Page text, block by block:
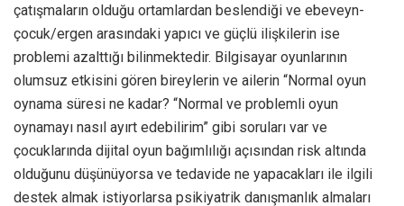
çatışmaların olduğu ortamlardan beslendiği ve ebeveyn-
çocuk/ergen arasındaki yapıcı ve güçlü ilişkilerin ise
problemi azalttığı bilinmektedir. Bilgisayar oyunlarının
olumsuz etkisini gören bireylerin ve ailerin “Normal oyun
oynama süresi ne kadar? “Normal ve problemli oyun
oynamayı nasıl ayırt edebilirim” gibi soruları var ve
çocuklarında dijital oyun bağımlılığı açısından risk altında
olduğunu düşünüyorsa ve tedavide ne yapacakları ile ilgili
destek almak istiyorlarsa psikiyatrik danışmanlık almaları